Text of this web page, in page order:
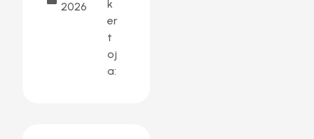
2026
k
er
t
oj
a: